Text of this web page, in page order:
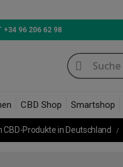
+34 96 206 62 98
CBD Shop Smartshop
CBD-Produkte in Deutschland